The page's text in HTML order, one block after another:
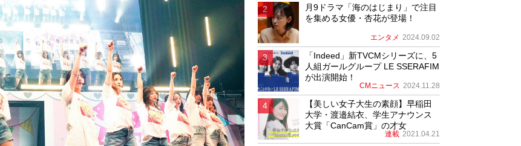
月9ドラマ「海のはじまり」で注目
を集める女優・杏花が登場！
エンタメ 2024.09.02
「Indeed」新TVCMシリーズに、5
人組ガールグループ LE SSERAFIM
が出演開始！
CMニュース 2024.11.28
【美しい女子大生の素顔】早稲田
大学・渡邉結衣、学生アナウンス
大賞「CanCam賞」の才女
連載 2021.04.21